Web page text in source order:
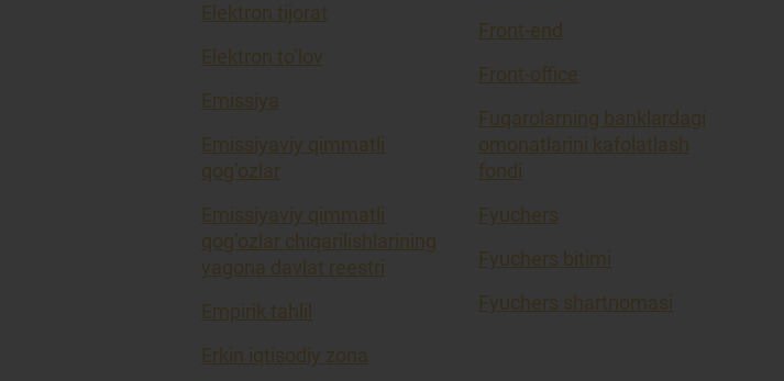
Elektron tijorat
Elektron to’lov
Emissiya
Emissiyaviy qimmatli
qog’ozlar
Emissiyaviy qimmatli
qog’ozlar chiqarilishlarining
yagona davlat reestri
Empirik tahlil
Erkin iqtisodiy zona
Front-end
Front-office
Fuqarolarning banklardagi
omonatlarini kafolatlash
fondi
Fyuchers
Fyuchers bitimi
Fyuchers shartnomasi